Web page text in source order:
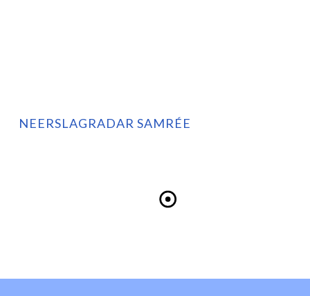
NEERSLAGRADAR SAMRÉE